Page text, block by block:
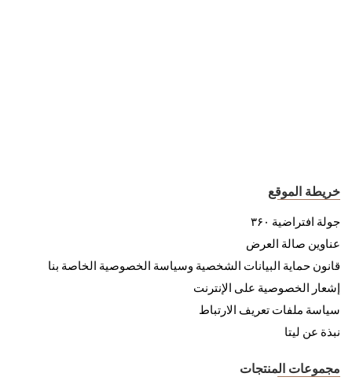
خريطة الموقع
جولة افتراضية ۳۶۰
عناوين صالة العرض
قانون حماية البيانات الشخصية وسياسة الخصوصية الخاصة بنا
إشعار الخصوصية على الإنترنت
سياسة ملفات تعريف الارتباط
نبذة عن ليتا
مجموعات المنتجات